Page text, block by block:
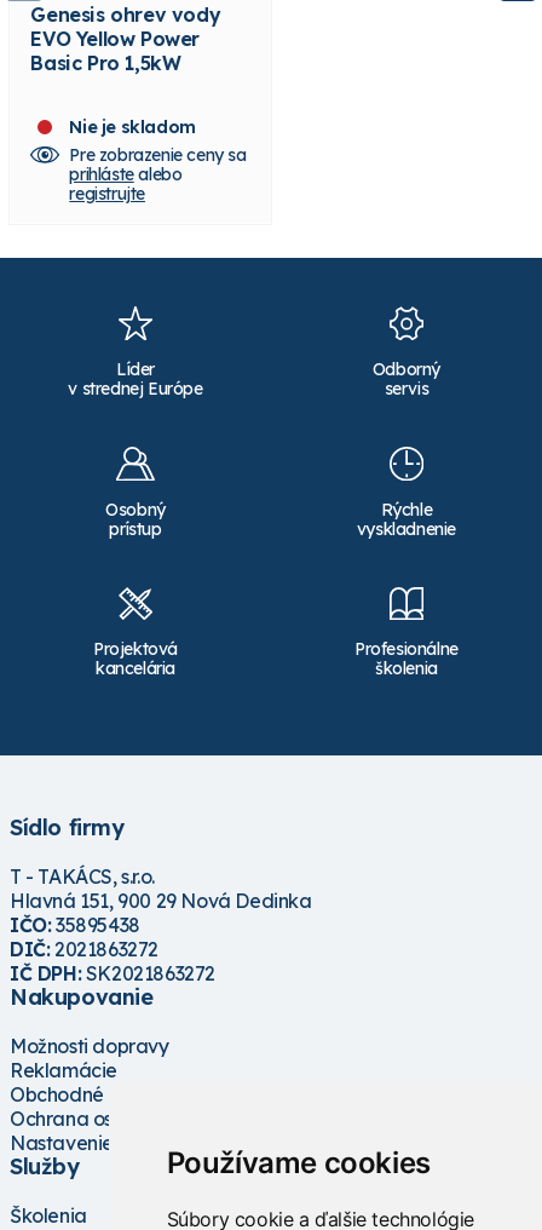
Používame cookies
Súbory cookie a ďalšie technológie
Genesis ohrev vody
EVO Yellow Power
Basic Pro 1,5kW
Nie je skladom
Pre zobrazenie ceny sa
prihlástealebo
registrujte
Líder
v strednej Európe
Odborný
servis
Osobný
prístup
Rýchle
vyskladnenie
Projektová
kancelária
Profesionálne
školenia
Sídlo firmy
T - TAKÁCS, s.r.o.
Hlavná 151, 900 29 Nová Dedinka
IČO:35895438
DIČ:2021863272
IČ DPH:SK2021863272
Nakupovanie
Možnosti dopravy
Reklamácie
Obchodné podmienky
Ochrana osobných údajov
Nastavenie cookies
Služby
Školenia